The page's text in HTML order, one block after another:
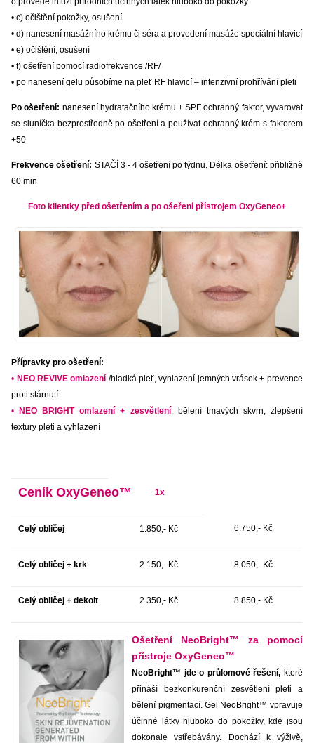
• c) očištění pokožky, osušení
• d) nanesení masážního krému či séra a provedení masáže speciální hlavicí
• e) očištění, osušení
• f) ošetření pomocí radiofrekvence /RF/
• po nanesení gelu působíme na pleť RF hlavicí – intenzivní prohřívání pleti
Po ošetření: nanesení hydratačního krému + SPF ochranný faktor, vyvarovat
se sluníčka bezprostředně po ošetření a používat ochranný krém s faktorem
+50
Frekvence ošetření: STAČÍ 3 - 4 ošetření po týdnu. Délka ošetření: přibližně
60 min
Foto klientky před ošetřením a po ošeření přístrojem OxyGeneo+
Přípravky pro ošetření:
• NEO REVIVE omlazení /hladká pleť, vyhlazení jemných vrásek + prevence
proti stárnutí
•NEO BRIGHT omlazení + zesvětlení,
bělení tmavých skvrn, zlepšení
textury pleti a vyhlazení
Ceník OxyGeneo™ 1x
Celý obličej 1.850,- Kč 6.750,- Kč
Celý obličej + krk 2.150,- Kč 8.050,- Kč
Celý obličej + dekolt 2.350,- Kč 8.850,- Kč
Ošetření NeoBright™ za pomocí
přístroje OxyGeneo™
NeoBright™ jde o průlomové řešení, které
přináší bezkonkurenční zesvětlení pleti a
bělení pigmentací. Gel NeoBright™ vpravuje
účinné látky hluboko do pokožky, kde jsou
dokonale vstřebávány. Dochází k výživě,